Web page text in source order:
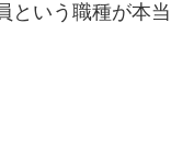
という職種が本